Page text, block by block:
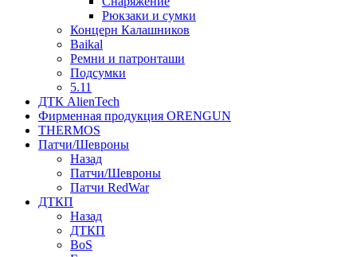
Рюкзаки и сумки
Концерн Калашников
Baikal
Ремни и патронташи
Подсумки
5.11
ДТК AlienTech
Фирменная продукция ORENGUN
THERMOS
Патчи/Шевроны
Назад
Патчи/Шевроны
Патчи RedWar
ДТКП
Назад
ДТКП
BoS